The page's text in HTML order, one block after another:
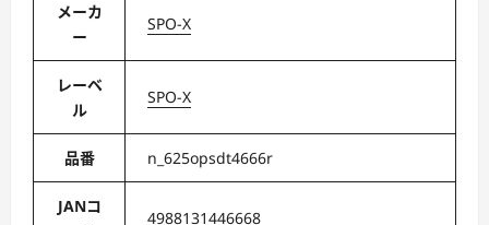
メーカ
ー
SPO-X
レーベ
ル
SPO-X
品番 n_625opsdt4666r
JANコ
4988131446668